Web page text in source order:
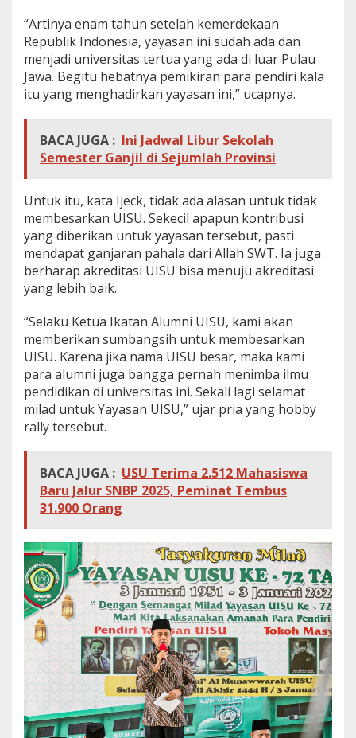
u
a
l
i
t
a
i
S
u
t
“Artinya enam tahun setelah kemerdekaan
Republik Indonesia, yayasan ini sudah ada dan
menjadi universitas tertua yang ada di luar Pulau
Jawa. Begitu hebatnya pemikiran para pendiri kala
itu yang menghadirkan yayasan ini,” ucapnya.
BACA JUGA : Ini Jadwal Libur Sekolah
Semester Ganjil di Sejumlah Provinsi
Untuk itu, kata Ijeck, tidak ada alasan untuk tidak
membesarkan UISU. Sekecil apapun kontribusi
yang diberikan untuk yayasan tersebut, pasti
mendapat ganjaran pahala dari Allah SWT. Ia juga
berharap akreditasi UISU bisa menuju akreditasi
yang lebih baik.
“Selaku Ketua Ikatan Alumni UISU, kami akan
memberikan sumbangsih untuk membesarkan
UISU. Karena jika nama UISU besar, maka kami
para alumni juga bangga pernah menimba ilmu
pendidikan di universitas ini. Sekali lagi selamat
milad untuk Yayasan UISU,” ujar pria yang hobby
rally tersebut.
BACA JUGA : USU Terima 2.512 Mahasiswa
Baru Jalur SNBP 2025, Peminat Tembus
31.900 Orang